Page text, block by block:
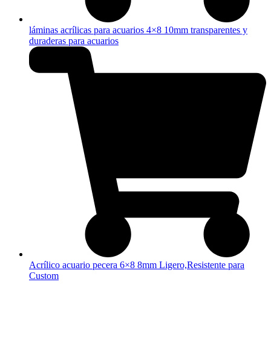
láminas acrílicas para acuarios 4×8 10mm transparentes y
duraderas para acuarios
Acrílico acuario pecera 6×8 8mm Ligero,Resistente para
Custom